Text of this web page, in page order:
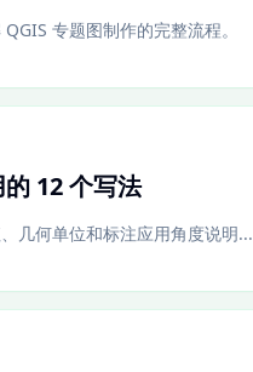
专题图制作的完整流程。
12 个写法
几何单位和标注应用角度说明...